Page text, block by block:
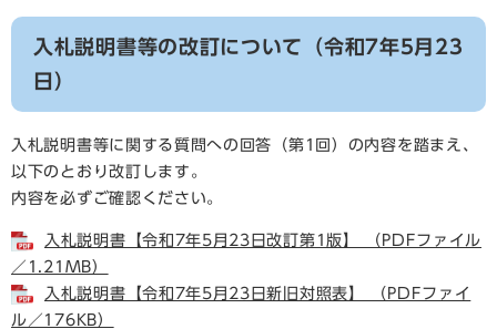
入札説明書等の改訂について（令和7年5月23
日）
入札説明書等に関する質問への回答（第1回）の内容を踏まえ、
以下のとおり改訂します。
内容を必ずご確認ください。
入札説明書【令和7年5月23日改訂第1版】 （PDFファイル
／1.21MB）
入札説明書【令和7年5月23日新旧対照表】 （PDFファイ
ル／176KB）